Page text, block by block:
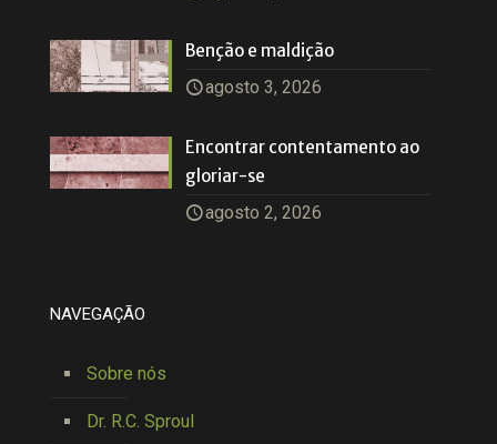
Benção e maldição
agosto 3, 2026
Encontrar contentamento ao
gloriar-se
agosto 2, 2026
NAVEGAÇÃO
Sobre nós
Dr. R.C. Sproul